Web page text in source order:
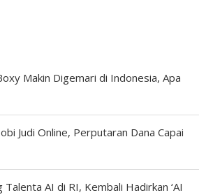
Makin Digemari di Indonesia, Apa
Judi Online, Perputaran Dana Capai
AI di RI, Kembali Hadirkan ‘AI